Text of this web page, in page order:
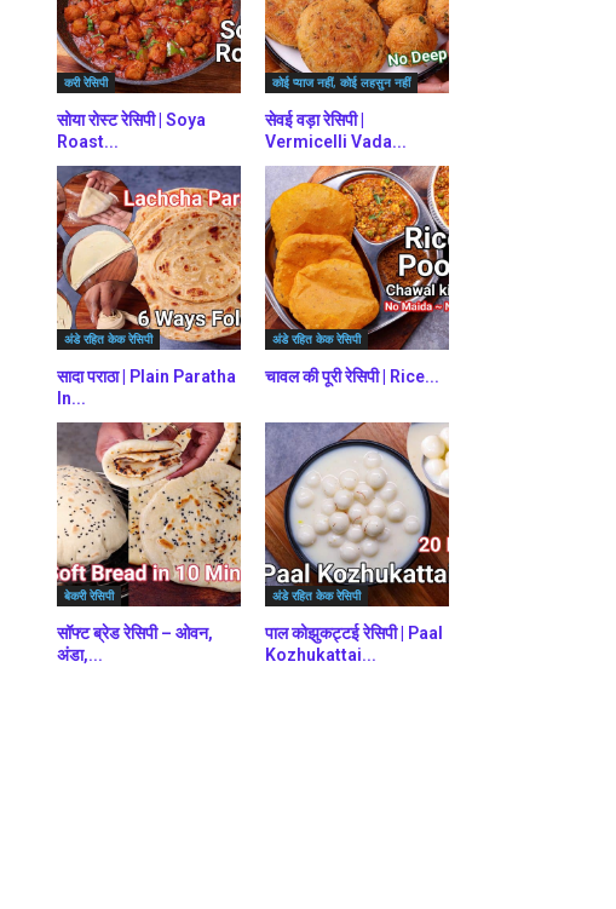
करी रेसिपी
सोया रोस्ट रेसिपी | Soya
Roast...
कोई प्याज नहीं, कोई लहसुन नहीं
सेवई वड़ा रेसिपी |
Vermicelli Vada...
अंडे रहित केक रेसिपी
सादा पराठा | Plain Paratha
In...
अंडे रहित केक रेसिपी
चावल की पूरी रेसिपी | Rice...
बेकरी रेसिपी
सॉफ्ट ब्रेड रेसिपी – ओवन,
अंडा,...
अंडे रहित केक रेसिपी
पाल कोझुकट्टई रेसिपी | Paal
Kozhukattai...